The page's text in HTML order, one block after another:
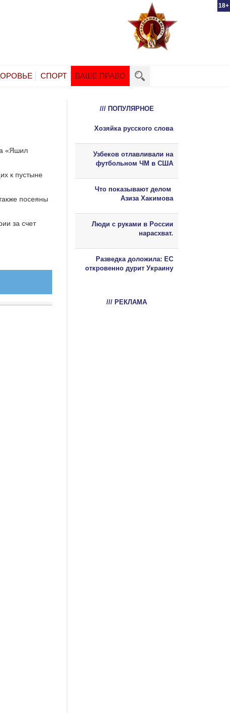
18+
СПОРТ ВАШЕ ПРАВО
«Яшил
к пустыне
посеяны
за счет
/// ПОПУЛЯРНОЕ
Хозяйка русского слова
Узбеков отлавливали на
футбольном ЧМ в США
Что показывают делом
Азиза Хакимова
Люди с руками в России
нарасхват.
Разведка доложила: ЕС
откровенно дурит Украину
/// РЕКЛАМА